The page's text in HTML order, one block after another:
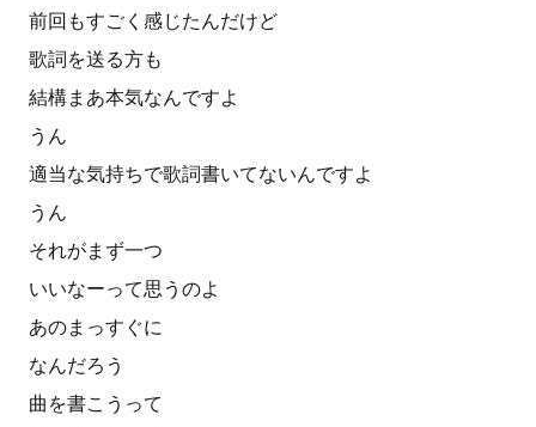
前回もすごく感じたんだけど
歌詞を送る方も
結構まあ本気なんですよ
うん
適当な気持ちで歌詞書いてないんですよ
うん
それがまず一つ
いいなーって思うのよ
あのまっすぐに
なんだろう
曲を書こうって